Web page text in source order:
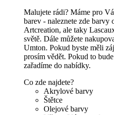
Malujete rádi? Máme pro
barev - naleznete zde barvy
Artcreation, ale taky
světě. Dále můžete
Umton. Pokud byste měli
prosím vědět. Pokud to
zařadíme do nabídky.
Co zde najdete?
Akrylové barvy
Štětce
Olejové barvy